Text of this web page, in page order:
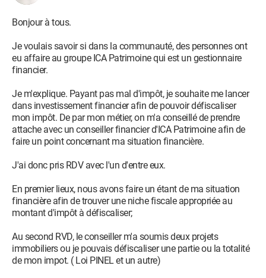
Bonjour à tous.
Je voulais savoir si dans la communauté, des personnes ont
eu affaire au groupe ICA Patrimoine qui est un gestionnaire
financier.
Je m'explique. Payant pas mal d'impôt, je souhaite me lancer
dans investissement financier afin de pouvoir défiscaliser
mon impôt. De par mon métier, on m'a conseillé de prendre
attache avec un conseiller financier d'ICA Patrimoine afin de
faire un point concernant ma situation financière.
J'ai donc pris RDV avec l'un d'entre eux.
En premier lieux, nous avons faire un étant de ma situation
financière afin de trouver une niche fiscale appropriée au
montant d'impôt à défiscaliser;
Au second RVD, le conseiller m'a soumis deux projets
immobiliers ou je pouvais défiscaliser une partie ou la totalité
de mon impot. ( Loi PINEL et un autre)